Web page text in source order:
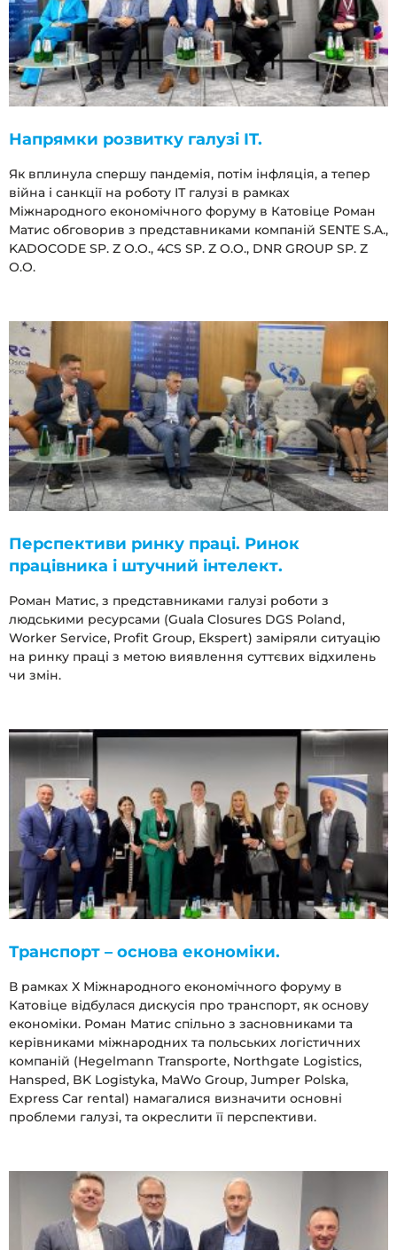
Напрямки розвитку галузі IT.
Як вплинула спершу пандемія, потім інфляція, а тепер
війна і санкції на роботу ІТ галузі в рамках
Міжнародного економічного форуму в Катовіце Роман
Матис обговорив з представниками компаній SENTE S.A.,
KADOCODE SP. Z O.O., 4CS SP. Z O.O., DNR GROUP SP. Z
O.O.
Перспективи ринку праці. Ринок
працівника і штучний інтелект.
Роман Матис, з представниками галузі роботи з
людськими ресурсами (Guala Closures DGS Poland,
Worker Service, Profit Group, Ekspert) заміряли ситуацію
на ринку праці з метою виявлення суттєвих відхилень
чи змін.
Транспорт – основа економіки.
В рамках Х Міжнародного економічного форуму в
Катовіце відбулася дискусія про транспорт, як основу
економіки. Роман Матис спільно з засновниками та
керівниками міжнародних та польських логістичних
компаній (Hegelmann Transporte, Northgate Logistics,
Hansped, BK Logistyka, MaWo Group, Jumper Polska,
Express Car rental) намагалися визначити основні
проблеми галузі, та окреслити її перспективи.